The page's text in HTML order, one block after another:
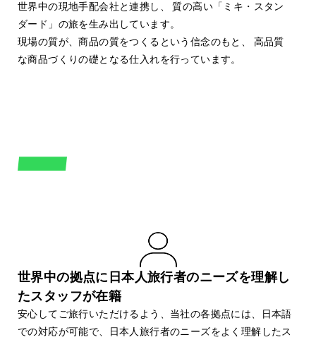
世界中の現地手配会社と連携し、 質の高い「ミキ・スタン
ダード」の旅を生み出しています。
現場の質が、商品の質をつくるという信念のもと、 高品質
な商品づくりの礎となる仕入れを行っています。
世界中の拠点に日本人旅行者のニーズを理解し
たスタッフが在籍
安心してご旅行いただけるよう、当社の各拠点には、日本語
での対応が可能で、日本人旅行者のニーズをよく理解したス